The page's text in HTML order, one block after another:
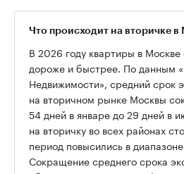
Что происходит на вторичке в
В 2026 году квартиры в Москве
дороже и быстрее. По данным
Недвижимости», средний срок
на вторичном рынке Москвы
54 дней в январе до 29 дней в
на вторичку во всех районах
период повысились в
Сокращение среднего срока